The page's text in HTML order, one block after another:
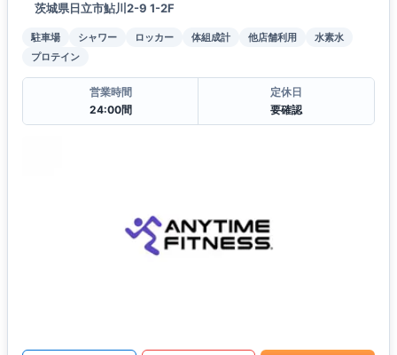
茨城県日立市鮎川2-9 1-2F
駐車場 シャワー ロッカー 体組成計 他店舗利用
水素水
プロテイン
営業時間
24:00間
定休日
要確認